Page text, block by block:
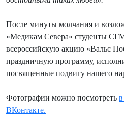
После минуты молчания и
«Медикам Севера» студенты
всероссийскую акцию «Вальс
праздничную программу,
посвященные подвигу нашего
Фотографии можно посмотреть
ВКонтакте.